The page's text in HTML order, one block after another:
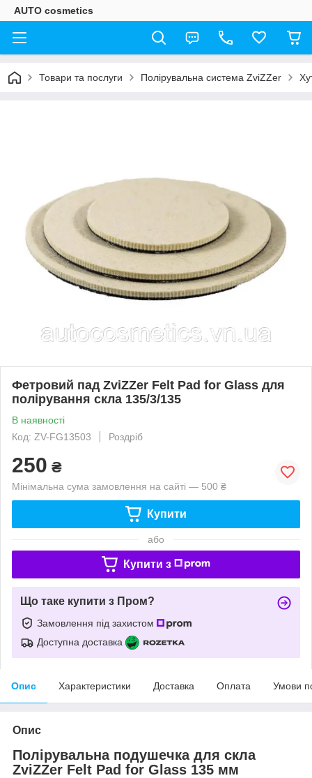
AUTO cosmetics
Товари та послуги Полірувальна система ZviZZer
Фетровий пад ZviZZer Felt Pad for Glass для
полірування скла 135/3/135
В наявності
Код: ZV-FG13503
Роздріб
250 ₴
Мінімальна сума замовлення на сайті — 500 ₴
Купити
або
Купити з
Що таке купити з Пром?
Замовлення під захистом
Доступна доставка
Опис Характеристики Доставка Оплата Умови
Опис
Полірувальна подушечка для скла
ZviZZer Felt Pad for Glass 135 мм